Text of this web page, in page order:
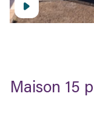
Maison 15 pièce(s) 9 chambre(s) 197